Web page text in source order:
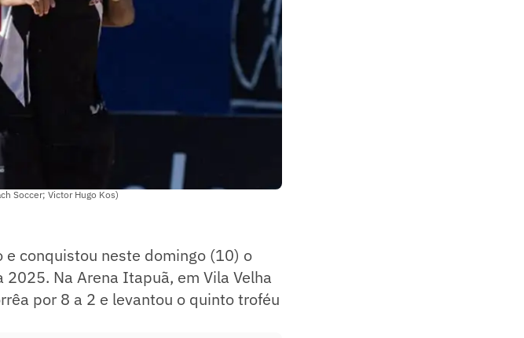
Soccer; Victor Hugo Kos)
e conquistou neste domingo (10) o
Na Arena Itapuã, em Vila Velha
por 8 a 2 e levantou o quinto troféu